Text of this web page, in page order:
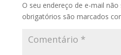
O seu endereço de e-mail não
obrigatórios são marcados